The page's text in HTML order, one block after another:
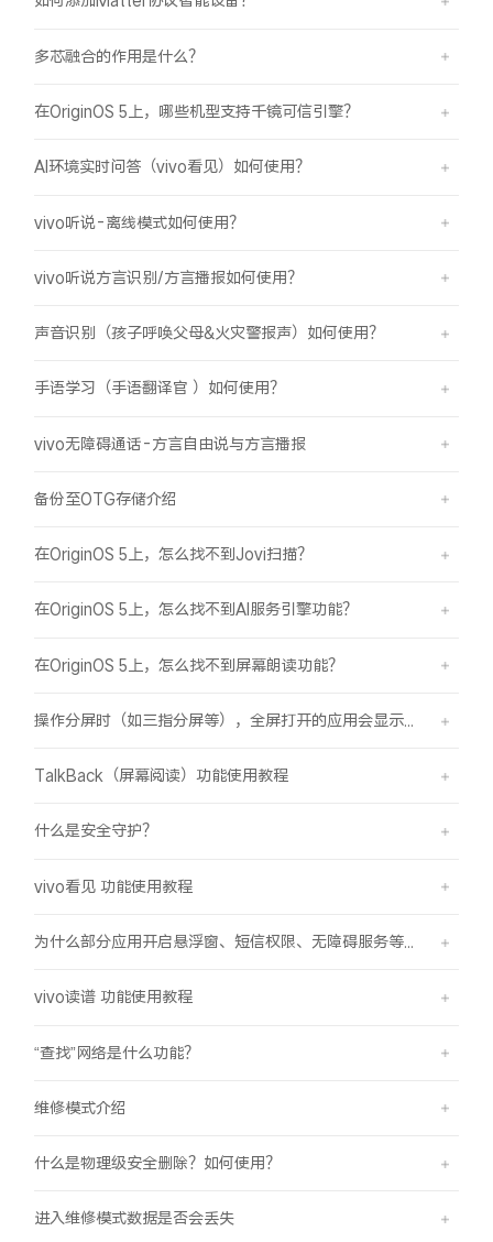
多芯融合的作用是什么？
在OriginOS 5上，哪些机型支持千镜可信引擎？
AI环境实时问答（vivo看见）如何使用？
vivo听说-离线模式如何使用？
vivo听说方言识别/方言播报如何使用？
声音识别（孩子呼唤父母&火灾警报声）如何使用？
手语学习（手语翻译官 ）如何使用？
vivo无障碍通话-方言自由说与方言播报
备份至OTG存储介绍
在OriginOS 5上，怎么找不到Jovi扫描？
在OriginOS 5上，怎么找不到AI服务引擎功能？
在OriginOS 5上，怎么找不到屏幕朗读功能？
TalkBack（屏幕阅读）功能使用教程
什么是安全守护？
vivo看见 功能使用教程
vivo读谱 功能使用教程
“查找”网络是什么功能？
维修模式介绍
什么是物理级安全删除？如何使用？
进入维修模式数据是否会丢失